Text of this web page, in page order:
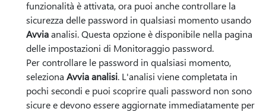
funzionalità è attivata, ora puoi anche controllare la
sicurezza delle password in qualsiasi momento usando
Avviaanalisi. Questa opzione è disponibile nella pagina
delle impostazioni di Monitoraggio password.
Per controllare le password in qualsiasi momento,
seleziona Avvia analisi. L'analisi viene completata in
pochi secondi e puoi scoprire quali password non sono
sicure e devono essere aggiornate immediatamente per